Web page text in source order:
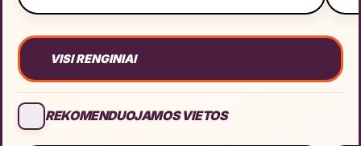
VISI RENGINIAI
REKOMENDUOJAMOS VIETOS